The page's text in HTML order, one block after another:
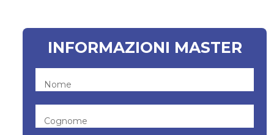
INFORMAZIONI MASTER
Nome
Cognome